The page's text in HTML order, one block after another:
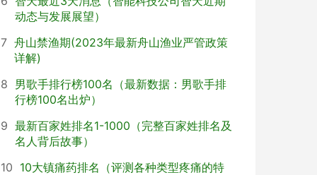
动态与发展展望）
7 舟山禁渔期(2023年最新舟山渔业严管政策
详解)
8 男歌手排行榜100名（最新数据：男歌手排
行榜100名出炉）
9 最新百家姓排名1-1000（完整百家姓排名及
名人背后故事）
10 10大镇痛药排名（评测各种类型疼痛的特